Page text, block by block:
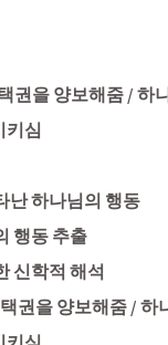
권을 양보해줌 / 하
키심
난 하나님의 행동
행동 추출
신학적 해석
권을 양보해줌 / 하